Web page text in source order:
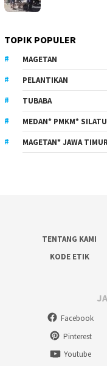
TOPIK POPULER
MAGETAN
PELANTIKAN
TUBABA
MEDAN* PMKM*
MAGETAN* JAWA
TENTANG KAMI
KODE ETIK
Facebook
Pinterest
Youtube